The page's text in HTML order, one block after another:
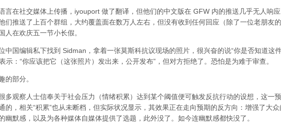
言在社交媒体上传播，iyouport 做了翻译，但他们的中文版在 GFW 内的推送几乎无人响
们推送了上百个群组，大约覆盖面在数万人左右，但没有收到任何回应（除了一位老朋友
人在欢庆五一节小长假。
中国编辑私下找到 Sidman，拿着一张莫斯科抗议现场的照片，很兴奋的说“你是否知道这
示：“你应该把它（这张照片）发出来，公开发布”，但对方拒绝了。恐怕是为难于审查。
的部分。
多观察人士信奉关于社会压力（情绪积累）达到某个阈值便可触发反抗行动的设想，这一
的，相关“积累”也从未断档，但实际状况显示，其效果正在走向预期的反方向：增强了大众
幽默感，以及为各种媒体自媒体提供了选题，此外没了。如今连幽默感都快没了。